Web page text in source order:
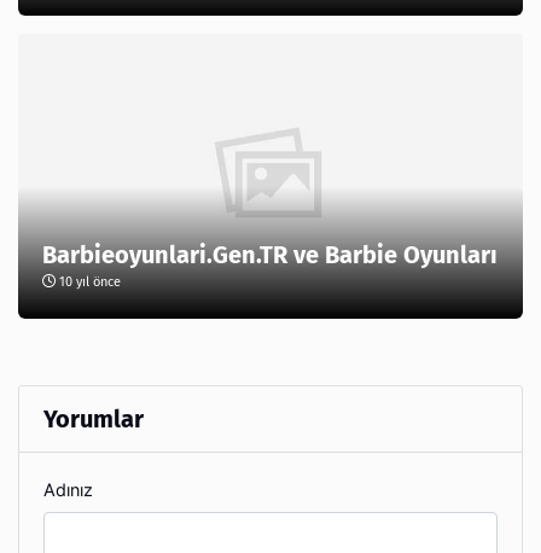
Barbieoyunlari.Gen.TR ve Barbie Oyunları
10 yıl önce
Yorumlar
Adınız